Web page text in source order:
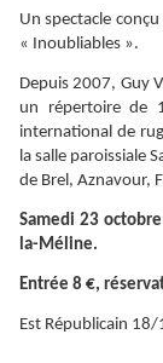
Un spectacle
« Inoubliables ».
Depuis 2007, Guy
un répertoire de
international de
la salle paroissiale
de Brel, Aznavour,
Samedi 23
la-Méline.
Entrée 8 €, r
Est Républicain